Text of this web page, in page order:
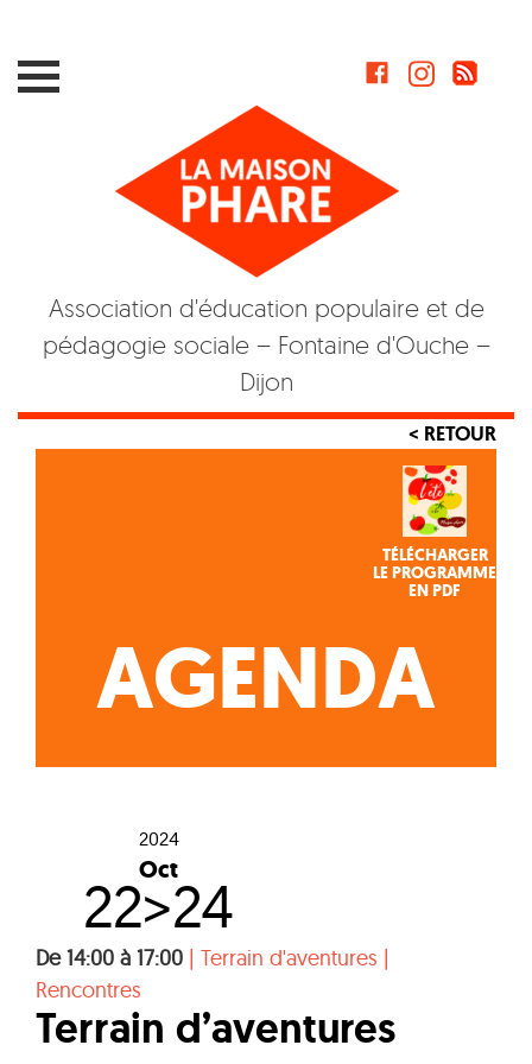
Association d'éducation populaire et de
pédagogie sociale – Fontaine d'Ouche –
Dijon
< RETOUR
TÉLÉCHARGER
LE PROGRAMME
EN PDF
AGENDA
2024
Oct
22>24
De 14:00 à 17:00 | Terrain d'aventures |
Rencontres
Terrain d’aventures